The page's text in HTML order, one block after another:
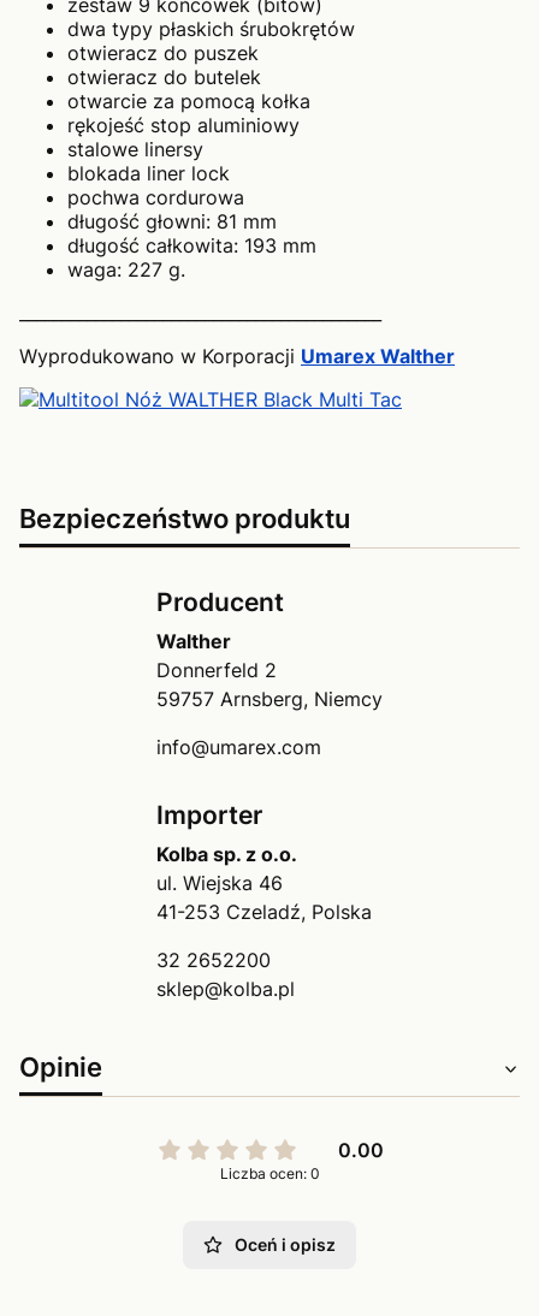
zestaw 9 końcówek (bitów)
dwa typy płaskich śrubokrętów
otwieracz do puszek
otwieracz do butelek
otwarcie za pomocą kołka
rękojeść stop aluminiowy
stalowe linersy
blokada liner lock
pochwa cordurowa
długość głowni: 81 mm
długość całkowita: 193 mm
waga: 227 g.
Wyprodukowano w Korporacji Umarex Walther
Bezpieczeństwo produktu
Producent
Walther
Donnerfeld 2
59757 Arnsberg, Niemcy
info@umarex.com
Importer
Kolba sp. z o.o.
ul. Wiejska 46
41-253 Czeladź, Polska
32 2652200
sklep@kolba.pl
Opinie
0.00
Liczba ocen: 0
Oceń i opisz